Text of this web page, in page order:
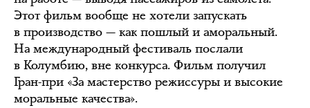
Этот фильм вообще не хотели запускать
в производство — как пошлый и аморальный.
На международный фестиваль послали
в Колумбию, вне конкурса. Фильм получил
Гран-при «За мастерство режиссуры и высокие
моральные качества».